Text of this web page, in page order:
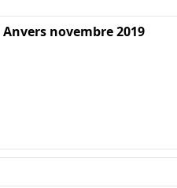
Anvers novembre 2019